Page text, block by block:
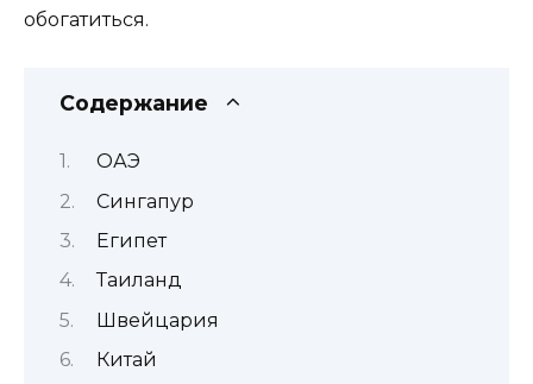
обогатиться.
Содержание
ОАЭ
Сингапур
Египет
Таиланд
Швейцария
Китай